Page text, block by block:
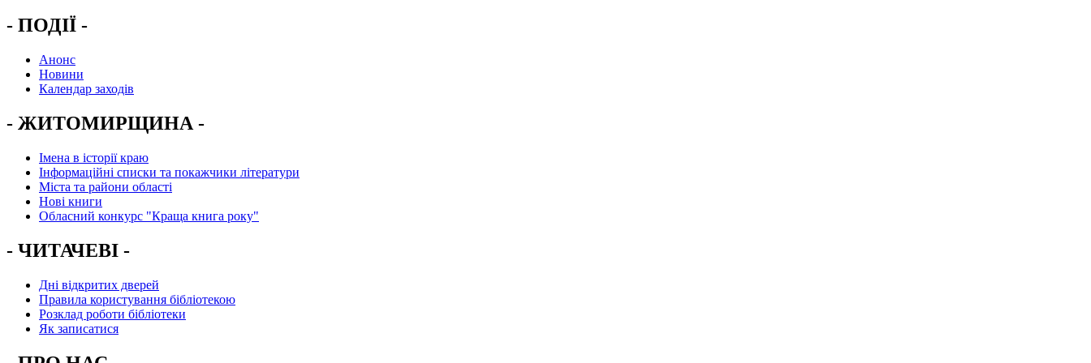
- ПОДІЇ -
Анонс
Новини
Календар заходів
- ЖИТОМИРЩИНА -
Імена в історії краю
Інформаційні списки та покажчики літератури
Міста та райони області
Нові книги
Обласний конкурс "Краща книга року"
- ЧИТАЧЕВІ -
Дні відкритих дверей
Правила користування бібліотекою
Розклад роботи бібліотеки
Як записатися